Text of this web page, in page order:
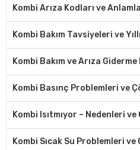
Kombi Arıza Kodları ve
Kombi Bakım Tavsiyeleri ve
Kombi Bakım ve Arıza
Kombi Basınç Problemleri ve
Kombi Isıtmıyor – Nedenleri
Kombi Sıcak Su Problemleri ve